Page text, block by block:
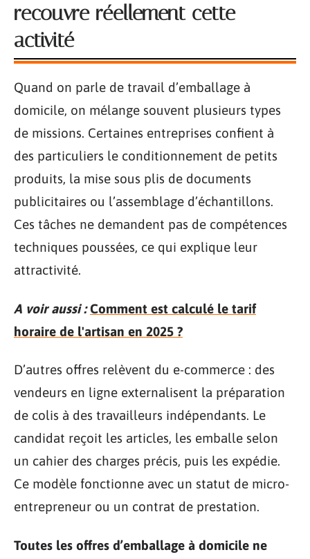
recouvre réellement cette
activité
Quand on parle de travail d’emballage à
domicile, on mélange souvent plusieurs types
de missions. Certaines entreprises confient à
des particuliers le conditionnement de petits
produits, la mise sous plis de documents
publicitaires ou l’assemblage d’échantillons.
Ces tâches ne demandent pas de compétences
techniques poussées, ce qui explique leur
attractivité.
A voir aussi : Comment est calculé le tarif
horaire de l'artisan en 2025 ?
D’autres offres relèvent du e-commerce : des
vendeurs en ligne externalisent la préparation
de colis à des travailleurs indépendants. Le
candidat reçoit les articles, les emballe selon
un cahier des charges précis, puis les expédie.
Ce modèle fonctionne avec un statut de micro-
entrepreneur ou un contrat de prestation.
Toutes les offres d’emballage à domicile ne